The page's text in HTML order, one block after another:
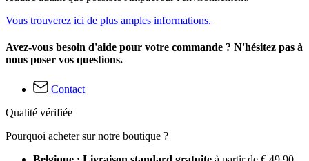
Vous trouverez ici de plus amples informations.
Avez-vous besoin d'aide pour votre commande ? N'hésitez pas à
nous poser vos questions.
Contact
Qualité vérifiée
Pourquoi acheter sur notre boutique ?